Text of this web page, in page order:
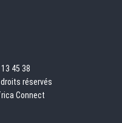
45 38
réservés
Connect